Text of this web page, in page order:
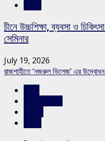
চীনে উচ্চশিক্ষা, ব্যবসা ও
সেমিনার
July 19, 2026
রাজশাহীতে ‘নজরুল ভিলেজ’ এর উদ্বোধন